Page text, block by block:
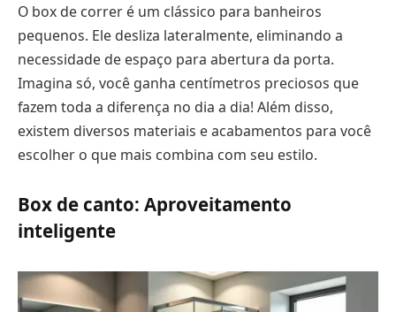
O box de correr é um clássico para banheiros
pequenos. Ele desliza lateralmente, eliminando a
necessidade de espaço para abertura da porta.
Imagina só, você ganha centímetros preciosos que
fazem toda a diferença no dia a dia! Além disso,
existem diversos materiais e acabamentos para você
escolher o que mais combina com seu estilo.
Box de canto: Aproveitamento
inteligente